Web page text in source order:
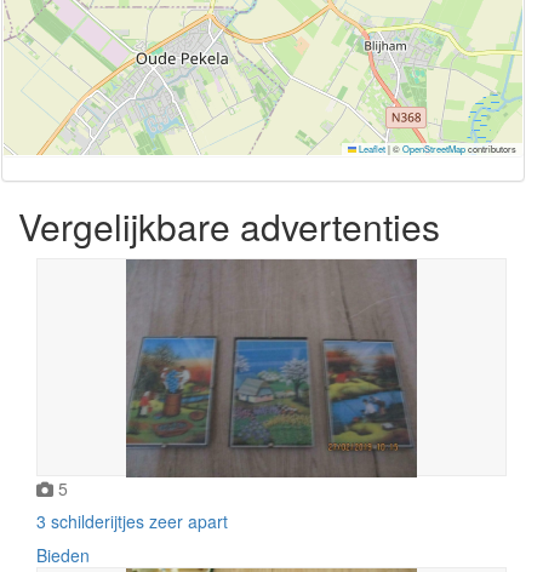
Leaflet|©OpenStreetMapcontributors
Vergelijkbare advertenties
5
3 schilderijtjes zeer apart
Bieden